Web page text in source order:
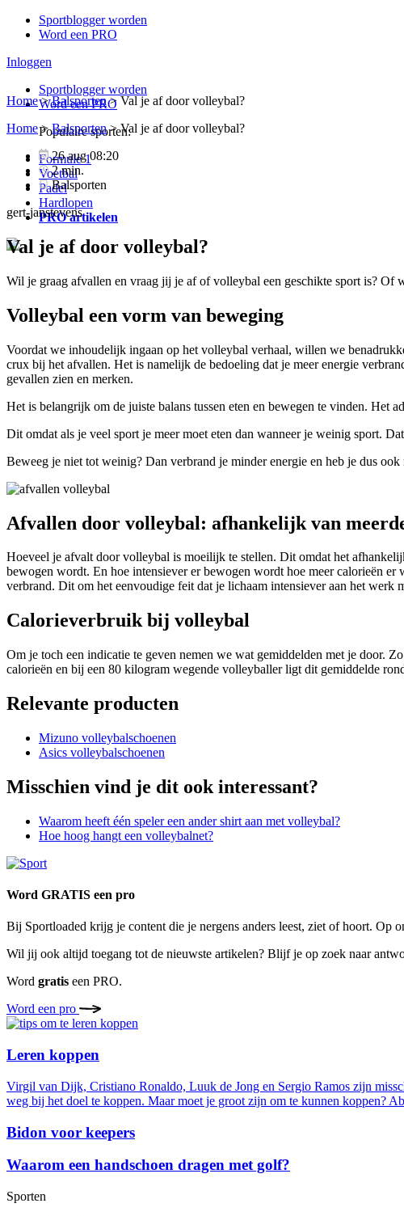
Sportblogger worden
Word een PRO
Inloggen
Sportblogger worden
Word een PRO
Populaire sporten:
Formule 1
Voetbal
Padel
Hardlopen
PRO artikelen
Home>Balsporten> Val je af door volleybal?
Home>Balsporten>Val je af door volleybal?
26 aug 08:20
2 min.
Balsporten
gert-janstevens
Val je af door volleybal?
Wil je graag afvallen en vraag jij je af of volleybal een geschikte sport is?
Volleybal een vorm van beweging
Voordat we inhoudelijk ingaan op het volleybal verhaal, willen we
crux bij het afvallen. Het is namelijk de bedoeling dat je meer energie
gevallen zien en merken.
Het is belangrijk om de juiste balans tussen eten en bewegen te vinden. Het
Dit omdat als je veel sport je meer moet eten dan wanneer je weinig sport.
Beweeg je niet tot weinig? Dan verbrand je minder energie en heb je dus
Afvallen door volleybal: afhankelijk van
Hoeveel je afvalt door volleybal is moeilijk te stellen. Dit omdat het
bewogen wordt. En hoe intensiever er bewogen wordt hoe meer calorieën
verbrand. Dit om het eenvoudige feit dat je lichaam intensiever aan het werk
Calorieverbruik bij volleybal
Om je toch een indicatie te geven nemen we wat gemiddelden met je door.
calorieën en bij een 80 kilogram wegende volleyballer ligt dit gemiddelde
Relevante producten
Mizuno volleybalschoenen
Asics volleybalschoenen
Misschien vind je dit ook interessant?
Waarom heeft één speler een ander shirt aan met volleybal?
Hoe hoog hangt een volleybalnet?
Word GRATIS een pro
Bij Sportloaded krijg je content die je nergens anders leest, ziet of hoort. Op
Wil jij ook altijd toegang tot de nieuwste artikelen? Blijf je op zoek naar
Word gratis een PRO.
Word een pro
Leren koppen
Virgil van Dijk, Cristiano Ronaldo, Luuk de Jong en Sergio Ramos zijn
weg bij het doel te koppen. Maar moet je groot zijn om te kunnen koppen?
Bidon voor keepers
Waarom een handschoen dragen met golf?
Sporten